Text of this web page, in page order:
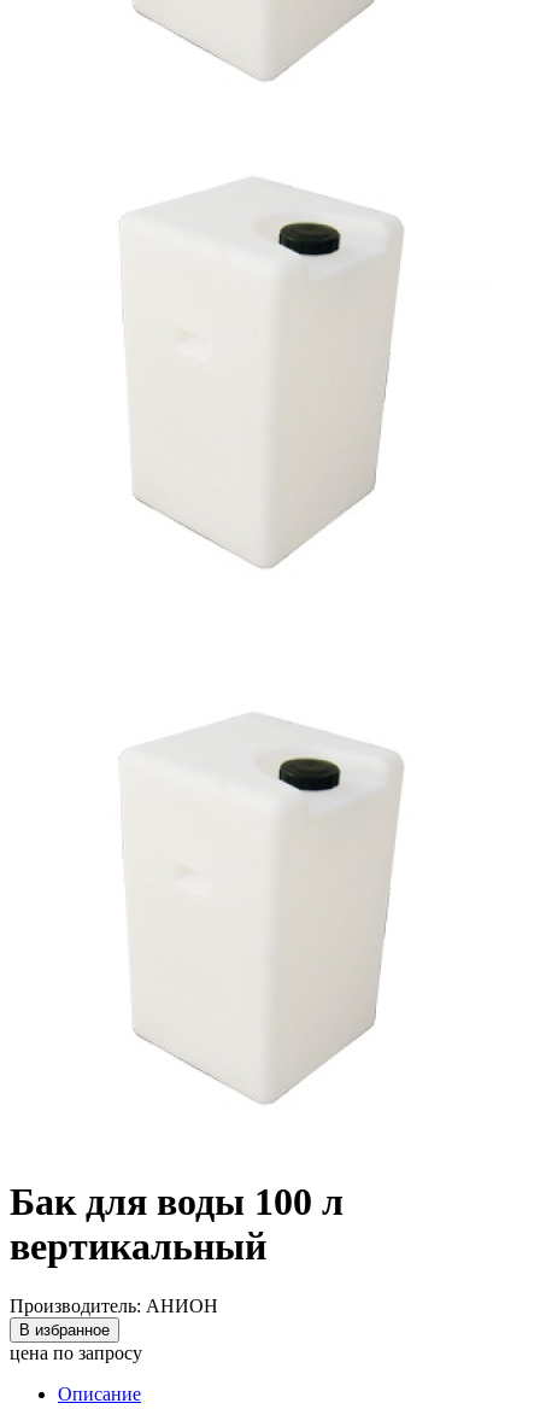
Бак для воды 100 л
вертикальный
Производитель: АНИОН
В избранное
цена по запросу
Описание